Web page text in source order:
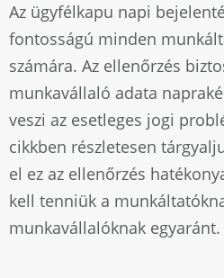
Az ügyfélkapu napi
fontosságú minden
számára. Az ellenőrzés
munkavállaló adata
veszi az esetleges jogi
cikkben részletesen
el ez az ellenőrzés
kell tenniük a
munkavállalóknak egyaránt.